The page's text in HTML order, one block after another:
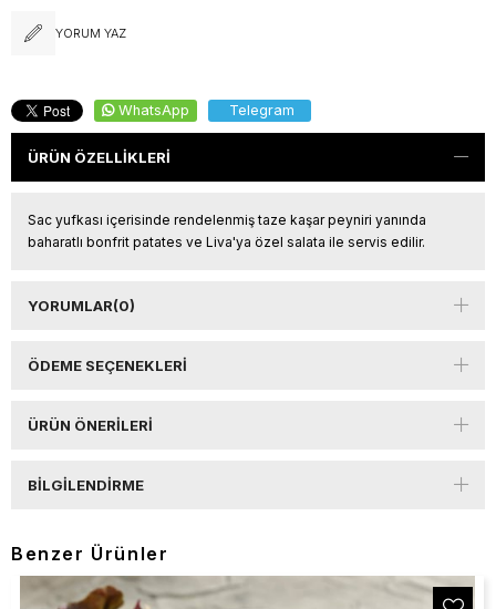
YORUM YAZ
WhatsApp Telegram
ÜRÜN ÖZELLIKLERI
Sac yufkası içerisinde rendelenmiş taze kaşar peyniri yanında
baharatlı bonfrit patates ve Liva'ya özel salata ile servis edilir.
YORUMLAR(0)
ÖDEME SEÇENEKLERI
ÜRÜN ÖNERILERI
BILGILENDIRME
Benzer Ürünler